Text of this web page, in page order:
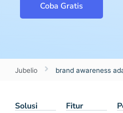
Coba Gratis
Jubelio brand awareness
Solusi Fitur